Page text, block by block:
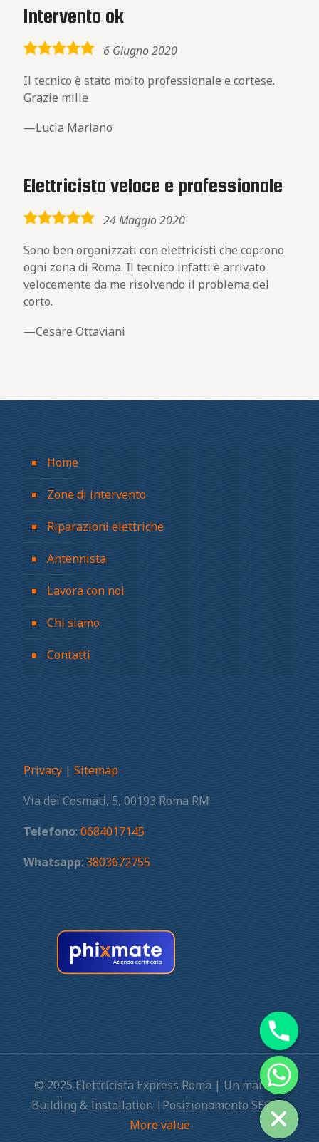
Intervento ok
5,0
6 Giugno 2020
Il tecnico è stato molto professionale e cortese.
Grazie mille
Lucia Mariano
Elettricista veloce e professionale
5,0
24 Maggio 2020
Sono ben organizzati con elettricisti che coprono
ogni zona di Roma. Il tecnico infatti è arrivato
velocemente da me risolvendo il problema del
corto.
Cesare Ottaviani
Home
Zone di intervento
Riparazioni elettriche
Antennista
Lavora con noi
Chi siamo
Contatti
Privacy | Sitemap
Via dei Cosmati, 5, 00193 Roma RM
Telefono: 0684017145
Whatsapp: 3803672755
© 2025 Elettricista Express Roma | Un marchio
Building & Installation |Posizionamento SEO by
More value